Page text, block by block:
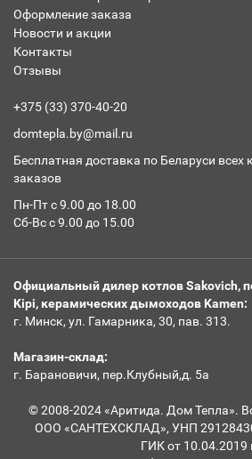
Оформление заказа
Новости и акции
Контакты
Отзывы
+375 (33) 370-40-20
domtepla.by@mail.ru
Бесплатная доставка по Беларуси всех
заказов
Пн-Пт с 9.00 до 18.00
Сб-Вс с 9.00 до 15.00
Официальный дилер котлов Sakovich,
Kipi, керамических дымоходов Kamen:
г. Минск, ул. Гамарника, 30, пав. 313.
Магазин-склад:
г. Барановичи, пер.Клубный,д. 5а
© 2008-2024 «Аритида. Дом Тепла».
ООО «САНТЕХСКЛАД», УНП
ГИК от 10.04.2019